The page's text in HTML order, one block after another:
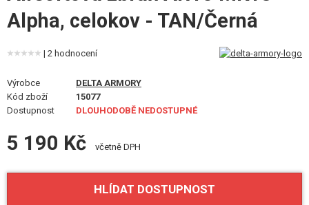
BRÝLE, MASKY
MASKOVÁNÍ, BARVY, PÁSKY
NÁHRADNÍ DÍLY, UPGRADE
Alpha, celokov - TAN/Černá
| 2 hodnocení
Výrobce
DELTA ARMORY
Kód zboží
15077
Dostupnost
DLOUHODOBĚ NEDOSTUPNÉ
5 190 Kč včetně DPH
HLÍDAT DOSTUPNOST